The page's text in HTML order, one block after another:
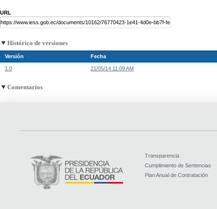
URL
Histórico de versiones
Versión Fecha
1.0 21/05/14 11:09 AM
Comentarios
Transparencia
Cumplimiento de Sentencias
Plan Anual de Contratación